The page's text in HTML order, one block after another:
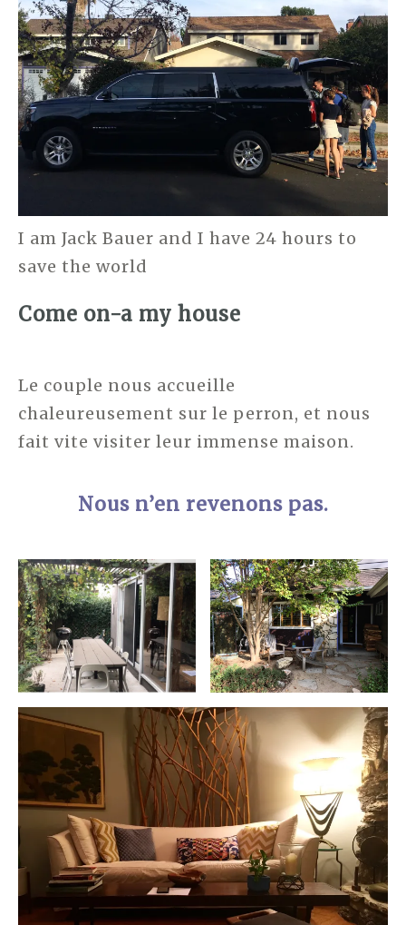
I am Jack Bauer and I have 24 hours to
save the world
Come on-a my house
Le couple nous accueille
chaleureusement sur le perron, et nous
fait vite visiter leur immense maison.
Nous n’en revenons pas.